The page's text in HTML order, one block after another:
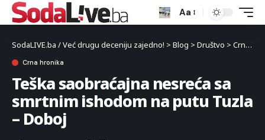
Aa
SodaLIVE.ba / Već drugu deceniju zajedno! > Blog > Društvo > Crna hronika
Crna hronika
Teška saobraćajna nesreća sa
smrtnim ishodom na putu Tuzla
– Doboj